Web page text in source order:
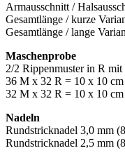
Armausschnitt /
Gesamtlänge / kurze
Gesamtlänge / lange
Maschenprobe
2/2 Rippenmuster in R
36 M x 32 R = 10 x 10 cm
32 M x 32 R = 10 x 10 cm
Nadeln
Rundstricknadel 3,0 mm
Rundstricknadel 2,5 mm